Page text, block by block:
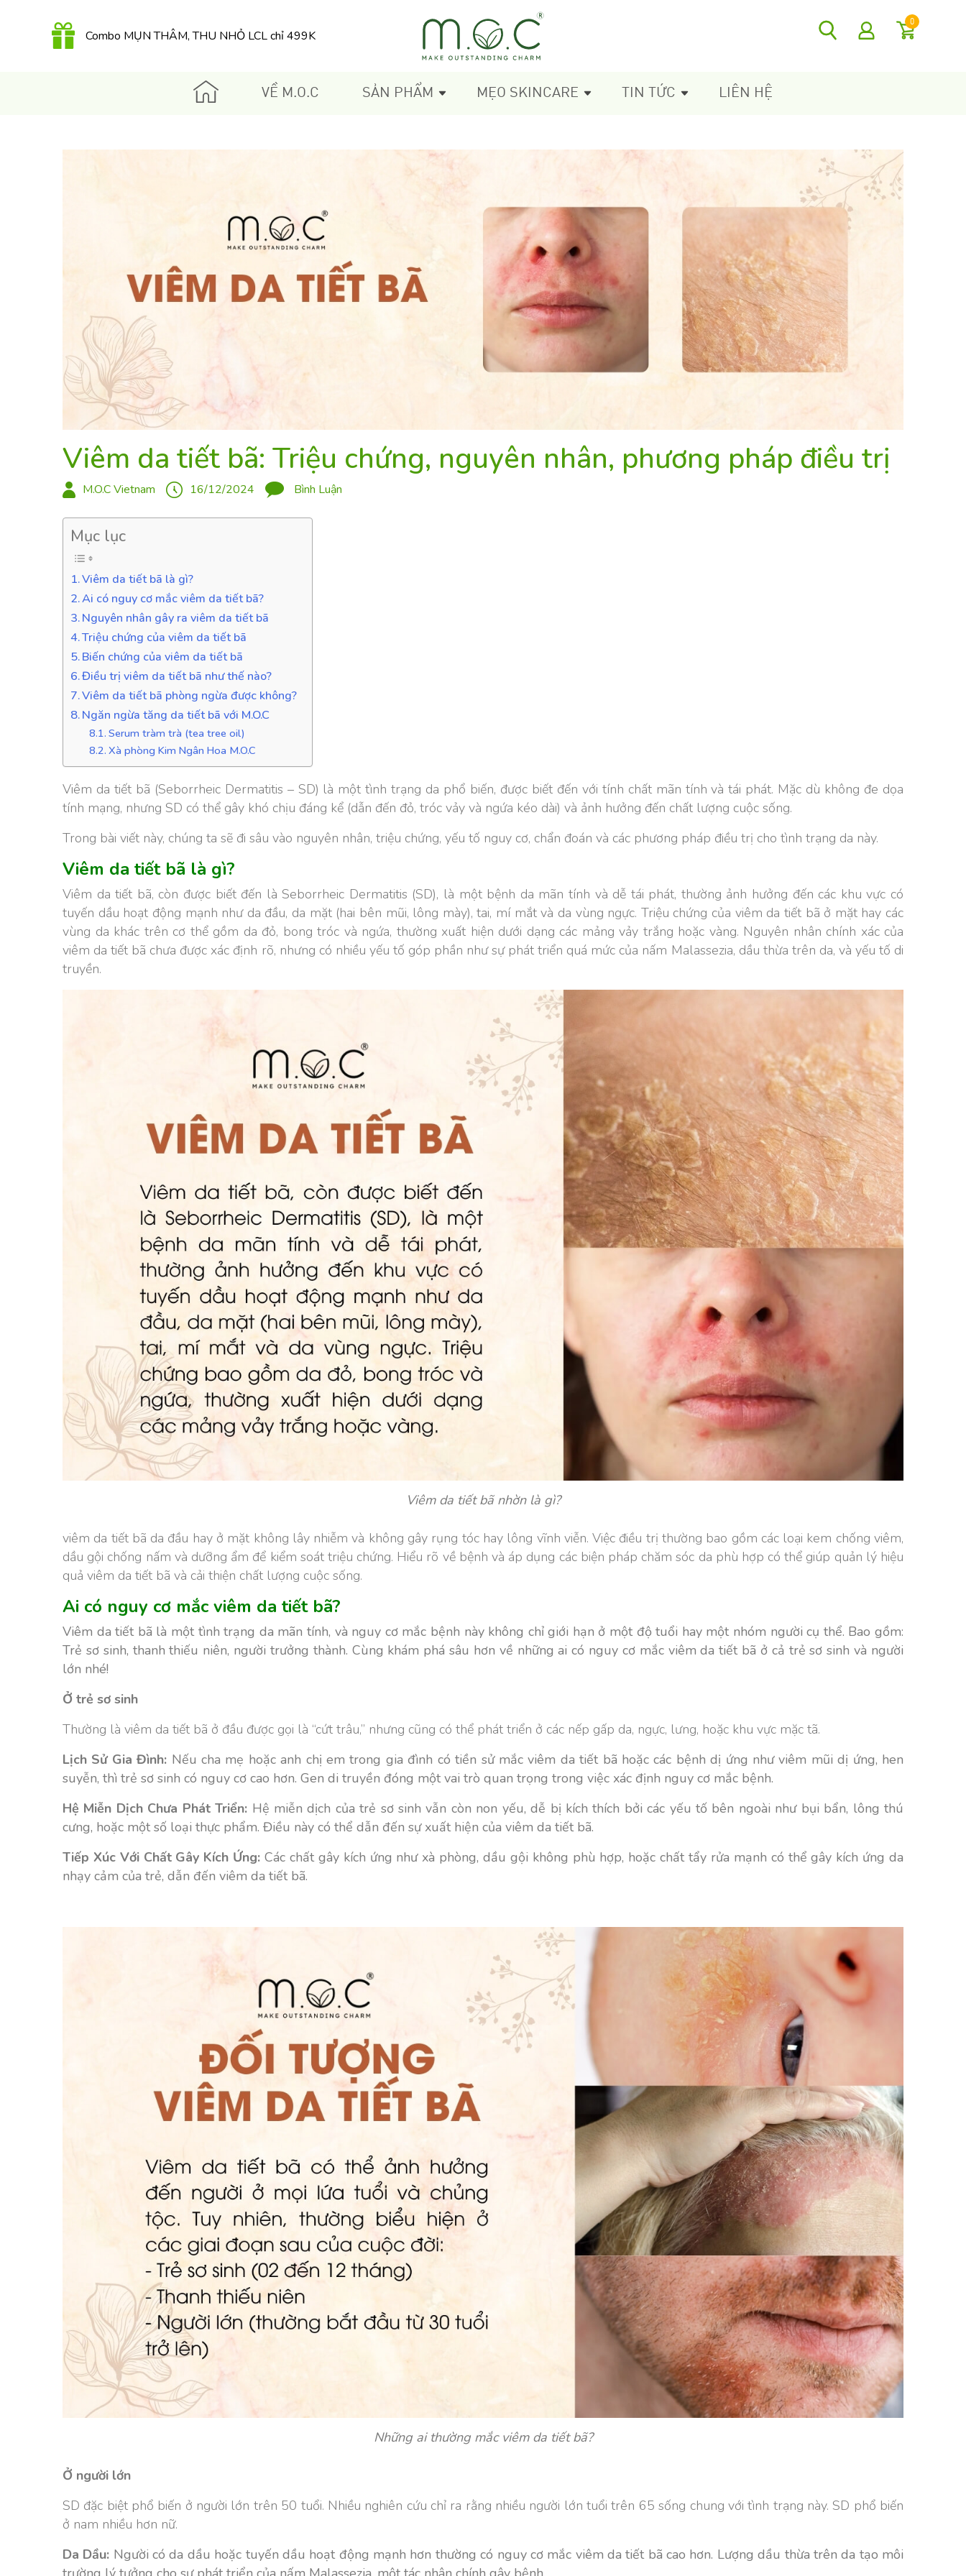
QUÀ TẶNG 350K khi mua Kem dưỡng Retinol
hữu cơ 30Gr
0
VỀ M.O.C SẢN PHẨM MẸO SKINCARE TIN TỨC LIÊN HỆ
Viêm da tiết bã: Triệu chứng, nguyên nhân, phương pháp điều trị
M.O.C Vietnam 16/12/2024 Bình Luận
Mục lục
Viêm da tiết bã là gì?
Ai có nguy cơ mắc viêm da tiết bã?
Nguyên nhân gây ra viêm da tiết bã
Triệu chứng của viêm da tiết bã
Biến chứng của viêm da tiết bã
Điều trị viêm da tiết bã như thế nào?
Viêm da tiết bã phòng ngừa được không?
Ngăn ngừa tăng da tiết bã với M.O.C
Serum tràm trà (tea tree oil)
Xà phòng Kim Ngân Hoa M.O.C
Viêm da tiết bã (Seborrheic Dermatitis – SD) là một tình trạng da phổ biến, được biết đến với tính chất mãn tính và tái phát. Mặc dù không đe dọa
tính mạng, nhưng SD có thể gây khó chịu đáng kể (dẫn đến đỏ, tróc vảy và ngứa kéo dài) và ảnh hưởng đến chất lượng cuộc sống.
Trong bài viết này, chúng ta sẽ đi sâu vào nguyên nhân, triệu chứng, yếu tố nguy cơ, chẩn đoán và các phương pháp điều trị cho tình trạng da này.
Viêm da tiết bã là gì?
Viêm da tiết bã, còn được biết đến là Seborrheic Dermatitis (SD), là một bệnh da mãn tính và dễ tái phát, thường ảnh hưởng đến các khu vực có
tuyến dầu hoạt động mạnh như da đầu, da mặt (hai bên mũi, lông mày), tai, mí mắt và da vùng ngực. Triệu chứng của viêm da tiết bã ở mặt hay các
vùng da khác trên cơ thể gồm da đỏ, bong tróc và ngứa, thường xuất hiện dưới dạng các mảng vảy trắng hoặc vàng. Nguyên nhân chính xác của
viêm da tiết bã chưa được xác định rõ, nhưng có nhiều yếu tố góp phần như sự phát triển quá mức của nấm Malassezia, dầu thừa trên da, và yếu tố di
truyền.
Viêm da tiết bã nhờn là gì?
viêm da tiết bã da đầu hay ở mặt không lây nhiễm và không gây rụng tóc hay lông vĩnh viễn. Việc điều trị thường bao gồm các loại kem chống viêm,
dầu gội chống nấm và dưỡng ẩm để kiểm soát triệu chứng. Hiểu rõ về bệnh và áp dụng các biện pháp chăm sóc da phù hợp có thể giúp quản lý hiệu
quả viêm da tiết bã và cải thiện chất lượng cuộc sống.
Ai có nguy cơ mắc viêm da tiết bã?
Viêm da tiết bã là một tình trạng da mãn tính, và nguy cơ mắc bệnh này không chỉ giới hạn ở một độ tuổi hay một nhóm người cụ thể. Bao gồm:
Trẻ sơ sinh, thanh thiếu niên, người trưởng thành. Cùng khám phá sâu hơn về những ai có nguy cơ mắc viêm da tiết bã ở cả trẻ sơ sinh và người
lớn nhé!
Ở trẻ sơ sinh
Thường là viêm da tiết bã ở đầu được gọi là “cứt trâu,” nhưng cũng có thể phát triển ở các nếp gấp da, ngực, lưng, hoặc khu vực mặc tã.
Lịch Sử Gia Đình: Nếu cha mẹ hoặc anh chị em trong gia đình có tiền sử mắc viêm da tiết bã hoặc các bệnh dị ứng như viêm mũi dị ứng, hen
suyễn, thì trẻ sơ sinh có nguy cơ cao hơn. Gen di truyền đóng một vai trò quan trọng trong việc xác định nguy cơ mắc bệnh.
Hệ Miễn Dịch Chưa Phát Triển: Hệ miễn dịch của trẻ sơ sinh vẫn còn non yếu, dễ bị kích thích bởi các yếu tố bên ngoài như bụi bẩn, lông thú
cưng, hoặc một số loại thực phẩm. Điều này có thể dẫn đến sự xuất hiện của viêm da tiết bã.
Tiếp Xúc Với Chất Gây Kích Ứng: Các chất gây kích ứng như xà phòng, dầu gội không phù hợp, hoặc chất tẩy rửa mạnh có thể gây kích ứng da
nhạy cảm của trẻ, dẫn đến viêm da tiết bã.
Những ai thường mắc viêm da tiết bã?
Ở người lớn
SD đặc biệt phổ biến ở người lớn trên 50 tuổi. Nhiều nghiên cứu chỉ ra rằng nhiều người lớn tuổi trên 65 sống chung với tình trạng này. SD phổ biến
ở nam nhiều hơn nữ.
Da Dầu: Người có da dầu hoặc tuyến dầu hoạt động mạnh hơn thường có nguy cơ mắc viêm da tiết bã cao hơn. Lượng dầu thừa trên da tạo môi